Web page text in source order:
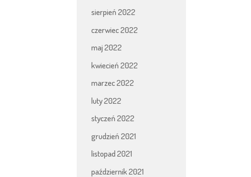
sierpień 2022
czerwiec 2022
maj 2022
kwiecień 2022
marzec 2022
luty 2022
styczeń 2022
grudzień 2021
listopad 2021
październik 2021